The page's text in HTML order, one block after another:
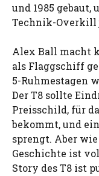
und 1985
Technik-Overkill
Alex Ball macht
als Flaggschiff
5-Ruhmestagen
Der T8 sollte
Preisschild, für
bekommt, und
sprengt. Aber
Geschichte ist
Story des T8 ist